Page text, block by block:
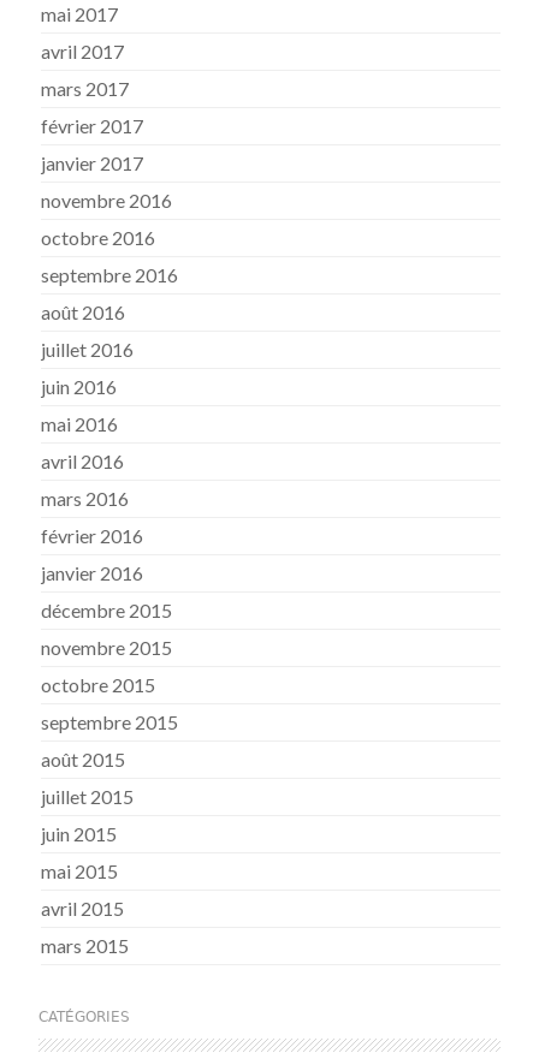
mai 2017
avril 2017
mars 2017
février 2017
janvier 2017
novembre 2016
octobre 2016
septembre 2016
août 2016
juillet 2016
juin 2016
mai 2016
avril 2016
mars 2016
février 2016
janvier 2016
décembre 2015
novembre 2015
octobre 2015
septembre 2015
août 2015
juillet 2015
juin 2015
mai 2015
avril 2015
mars 2015
CATÉGORIES